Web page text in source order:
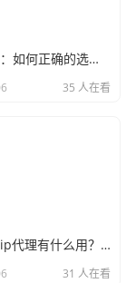
新手必看：如何正确的选择代理ip软件，别再交智商税了
35 人在看
手机设置ip代理有什么用？不只是改定位那么简单
31 人在看